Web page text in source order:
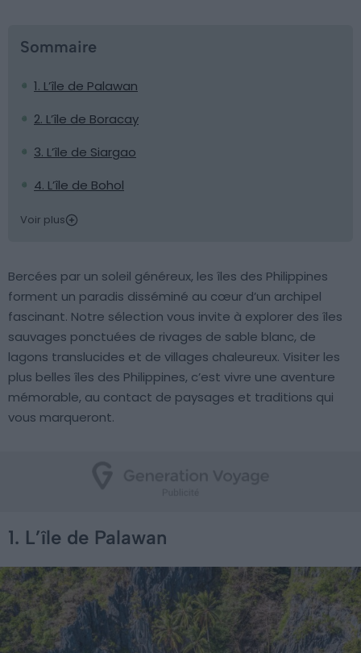
Sommaire
1. L’île de Palawan
2. L’île de Boracay
3. L’île de Siargao
4. L’île de Bohol
Voir plus
Bercées par un soleil généreux, les îles des Philippines
forment un paradis disséminé au cœur d’un archipel
fascinant. Notre sélection vous invite à explorer des îles
sauvages ponctuées de rivages de sable blanc, de
lagons translucides et de villages chaleureux. Visiter les
plus belles îles des Philippines, c’est vivre une aventure
mémorable, au contact de paysages et traditions qui
vous marqueront.
1. L’île de Palawan